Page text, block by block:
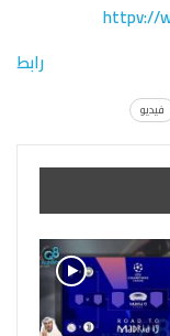
httpv://
رابط
فيديو